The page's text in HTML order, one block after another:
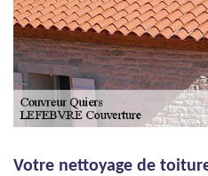
Votre nettoyage de toiture